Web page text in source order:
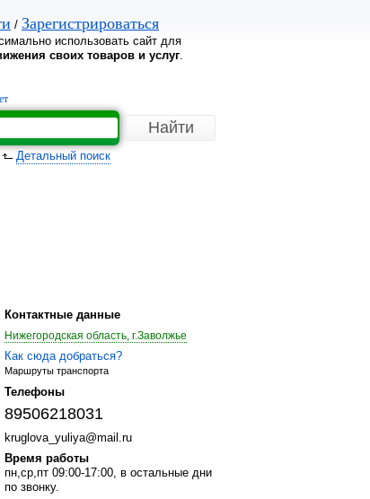
/ Зарегистрироваться
использовать сайт для
своих товаров и услуг.
Детальный поиск
Контактные данные
Нижегородская область, г.Заволжье
Как сюда добраться?
Маршруты транспорта
Телефоны
89506218031
kruglova_yuliya@mail.ru
Время работы
пн,ср,пт 09:00-17:00, в остальные дни
по звонку.